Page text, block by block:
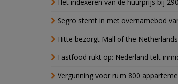
Het indexeren van de huurprijs bij
Segro stemt in met overnamebod
Hitte bezorgt Mall of the
Fastfood rukt op: Nederland telt
Vergunning voor ruim 800